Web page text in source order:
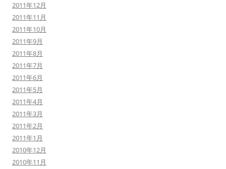
2011年12月
2011年11月
2011年10月
2011年9月
2011年8月
2011年7月
2011年6月
2011年5月
2011年4月
2011年3月
2011年2月
2011年1月
2010年12月
2010年11月